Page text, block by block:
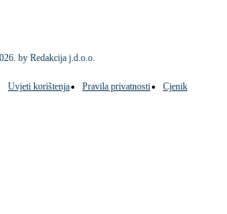
. by Redakcija j.d.o.o.
Uvjeti korištenja Pravila privatnosti
Cjenik